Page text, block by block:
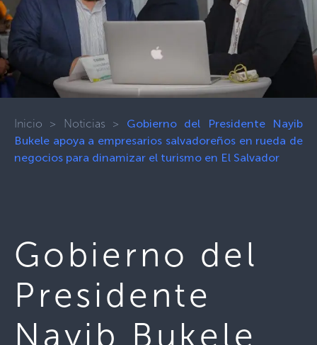
Inicio > Noticias > Gobierno del Presidente Nayib
Bukele apoya a empresarios salvadoreños en rueda de
negocios para dinamizar el turismo en El Salvador
Gobierno del
Presidente
Nayib Bukele